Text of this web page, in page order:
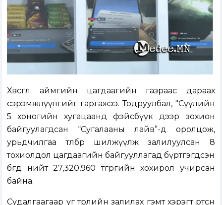
Хөвсгөл аймгийн цагдаагийн газраас дараах
сэрэмжлүүлгийг гаргажээ. Тодруулбал, "Сүүлийн
5 хоногийн хугацаанд фэйсбүүк дээр зохион
байгуулагдсан “Сугалааны лайв”-д оролцож,
урьдчилгаа төлбөр шилжүүлж залилуулсан 8
тохиолдол цагдаагийн байгууллагад бүртгэгдсэн
бөгөөд нийт 27,320,960 төгрөгийн хохирол учирсан
байна.
Судалгаагаар уг төрлийн залилах гэмт хэрэгт өртсөн